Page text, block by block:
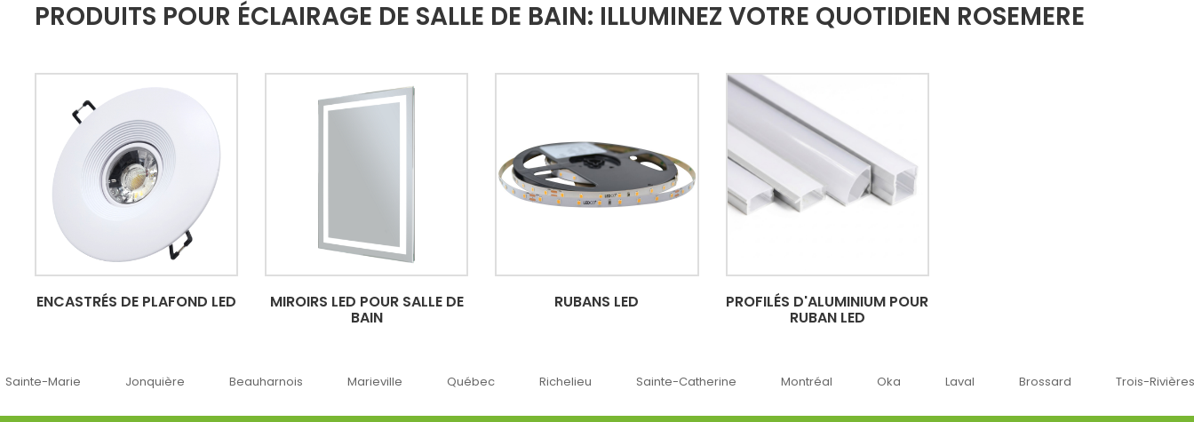
PRODUITS POUR ÉCLAIRAGE DE SALLE DE BAIN: ILLUMINEZ VOTRE QUOTIDIEN ROSEMERE
ENCASTRÉS DE PLAFOND LED MIROIRS LED POUR SALLE DE
BAIN
RUBANS LED PROFILÉS D'ALUMINIUM POUR
RUBAN LED
Jonquière Beauharnois Marieville Québec Richelieu Sainte-Catherine Montréal Oka Brossard Trois-Rivières